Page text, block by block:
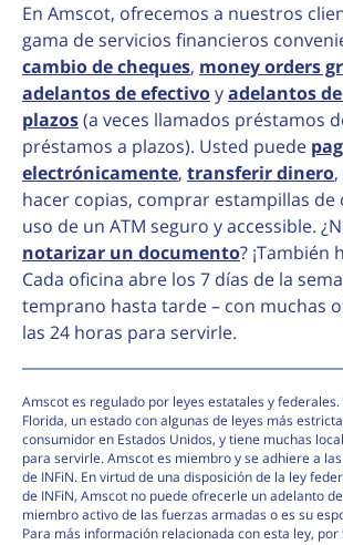
En Amscot, ofrecemos a nuestros
gama de servicios financieros
cambio de cheques, money orders
adelantos de efectivoyadelantos
plazos(a veces llamados préstamos
préstamos a plazos). Usted puede
electrónicamente, transferir dinero
hacer copias, comprar estampillas de
uso de un ATM seguro y accessible.
notarizar un documento? ¡También
Cada oficina abre los 7 días de la
temprano hasta tarde – con muchas
las 24 horas para servirle.
Amscot es regulado por leyes estatales y
Florida, un estado con algunas de leyes más
consumidor en Estados Unidos, y tiene muchas
para servirle. Amscot es miembro y se adhiere a
de INFiN. En virtud de una disposición de la ley
de INFiN, Amscot no puede ofrecerle un adelanto
miembro activo de las fuerzas armadas o es su
Para más información relacionada con esta ley, por